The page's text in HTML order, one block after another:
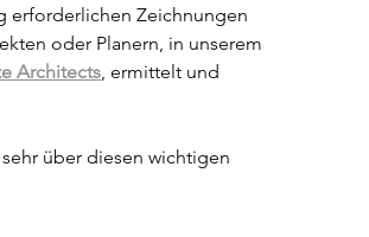
erforderlichen Zeichnungen
oder Planern, in unserem
Architects, ermittelt und
über diesen wichtigen